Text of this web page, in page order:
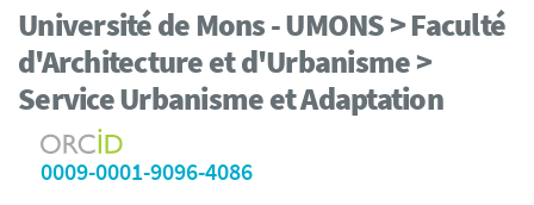
Université de Mons - UMONS > Faculté
d'Architecture et d'Urbanisme >
Service Urbanisme et Adaptation
0009-0001-9096-4086